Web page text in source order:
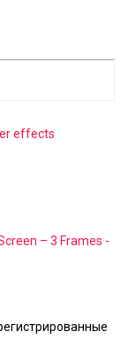
effects
– 3 Frames -